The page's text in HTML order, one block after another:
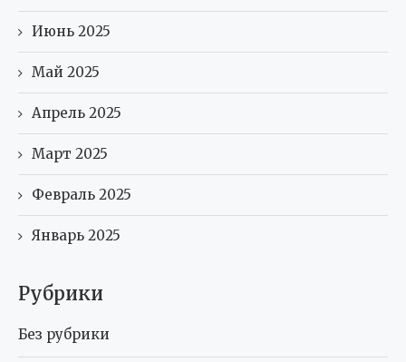
Июнь 2025
Май 2025
Апрель 2025
Март 2025
Февраль 2025
Январь 2025
Рубрики
Без рубрики